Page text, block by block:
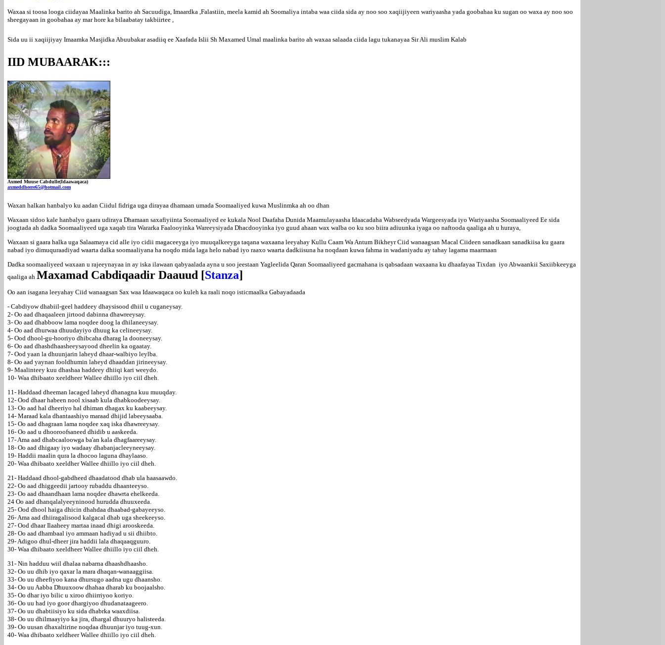
Waxaa si toosa looga ciidayaa Maalinka barito ah Sacuudiga, Imaardka ,Falastiin, meela kamid ah Soomaliya intaba waa ciida sida ay noo soo xaqiijiyeen wariyaasha yada goobahaa ku sugan oo waxa ay noo soo
sheegayaan in goobahaa ay mar hore ka bilaabatay takbiirtee ,
Sida uu ii xaqiijiyay Imaamka Masjidka Abuubakar asadiiq ee Xaafada Islii Sh Maxamed Umal maalinka barito ah waxaa salaada ciida lagu tukanayaa Sir Ali muslim Kalab
IID MUBAARAK:::
Axmed Muuse Cabdulle(Idaawaqaca)
axmeddheere65@hotmail.com
Waxan halkan hanbalyo ku aadan Ciidul fidriga uga dirayaa dhamaan umada Soomaaliyed kuwa Muslinmka ah oo dhan
Waxaan sidoo kale hanbalyo gaara udiraya Dhamaan saxafiyiinta Soomaaliyed ee kukala Nool Daafaha Dunida Maamulayaasha Idaacadaha Wabseedyada Wargeesyada iyo Wariyaasha Soomaaliyeed Ee sida
joogtada ah dadka Soomaaliyeed uga xaqab tira Wararka Faalooyinka Wareeysiyada Dhacdooyinka iyo guud ahaan wax walba oo ku soo biira adiuunka iyaga oo naftooda qaaliga ah u huraya,
Waxaan si gaara halka uga Salaamaya cid alle iyo cidii magaceeyga iyo muuqalkeeyga taqana waxaana leeyahay Kullu Caam Wa Antum Bikheyr Ciid wanaagsan Macal Ciideen sanadkaan sanadkiisa ku gaara
nabad iyo dimuquraadiyad waarta dalka soomaaliyana ha noqdo mida laga helo nabad iyo raaxo waarta dadkiisuna ha noqdaan kuwa fahma in wadaniyadu ay tahay lagama maarmaan
Dadka soomaaliyeed waxaan u rajeeynayaa in ay iska ilawaan qabyaalada ayna u soo jeestaan Yagleelida Qaran Soomaaliyeed gacmahana is qabsadaan waxaana ku dhaafayaa Tixdan iyo Abwaankii Saxiibkeeyga
qaaliga ah Maxamad Cabdiqaadir Daauud [Stanza]
Oo aan isagana leeyahay Ciid wanaagsan Sax waa Idaawaqaca oo kuleh ka raali noqo isticmaalka Gabayadaada
- Cabdiyow dhabiil-geel haddeey dhaysisood dhiil u cuganeysay.
2- Oo aad dhaqaaleen jirtood dabinna dhawreeysay.
3- Oo aad dhabboow lama noqdee doog la dhilaneeysay.
4- Oo aad dhurwaa dhuudayiyo dhuug ka celineeysay.
5- Ood dhool-gu-hooriyo dhibcaha dharag la dooneeysay.
6- Oo aad dhashdhaasheeysayood dheelin ka ogaatay.
7- Ood yaan la dhuunjarin laheyd dhaar-walbiyo leylba.
8- Oo aad yaynan fooldhumin laheyd dhaaddan jirineeysay.
9- Maalinteey kuu dhashaa haddeey dhiiqi kari weeydo.
10- Waa dhibaato xeeldheer Wallee dhiillo iyo ciil dheh.
11- Haddaad dheeman lacaged laheyd dhanagna kuu muuqday.
12- Ood dhaar habeen nool xisaab kula dhabkoodeeysay.
13- Oo aad hal dheeriyo hal dhiman dhagax ku kaabeeysay.
14- Maraad kala dhantaashiyo maraad dhijid labeeysaaba.
15- Oo aad dhagraan lama noqdee xaq iska dhawreeysay.
16- Oo aad u dhooroofsaneed dhidib u aaskeeda.
17- Ama aad dhabcaaloowga ba'an kala dhagfaareeysay.
18- Oo aad dhigaay iyo wadaay dhabanjacleeyneeysay.
19- Haddii maalin qura la dhocoo laguna dhaylaaso.
20- Waa dhibaato xeeldher Wallee dhiillo iyo ciil dheh.
21- Haddaad dhool-gabdheed dhaadatood dhab ula haasaawdo.
22- Oo aad dhiggeedii jartooy rubaddu dhaanteeyso.
23- Oo aad dhaandhaan lama noqdee dhawrta ehelkeeda.
24 Oo aad dhanqalalyeeyninood hurudda dhuuxeeda.
25- Ood dhool haiga dhicin dhahdaa dhaabad-gabayeeyso.
26- Ama aad dhiiragalisood kalgacal dhab uga sheekeeyso.
27- Ood dhaar Ilaaheey martaa inaad dhigi arooskeeda.
28- Oo aad dhambaal iyo ammaan hadiyad u sii dhiibto.
29- Adigoo dhul-dheer jira haddii lala dhaqaaqguuro.
30- Waa dhibaato xeeldheer Wallee dhiillo iyo ciil dheh.
31- Nin hadduu wiil dhalaa nabarna dhaashdhaasho.
32- Oo uu dhib iyo qaxar la mara dhaqan-wanaaggiisa.
33- Oo uu dheefiyoo kana dhursugo aadna ugu dhaansho.
34- Oo uu Aabba Dhuuxoow dhahaa dharab ku boojaalsho.
35- Oo dhar iyo bilic u xiroo dhiirriyoo koriyo.
36- Oo uu had iyo goor dhargiyoo dhudanataageero.
37- Oo uu dhabtiisiyo ku sida dhabrka waaxdiisa.
38- Oo uu dhilmaayiyo ka jira, dhargal dhuuryo halisteeda.
39- Oo uusan dhaxaltirine noqdaa dhuunjar iyo tuug-xun.
40- Waa dhibaato xeldheer Wallee dhiillo iyo ciil dheh.